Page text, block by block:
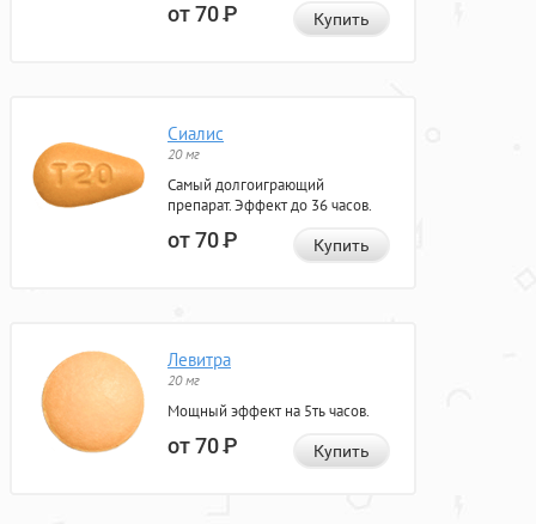
от 70Р Купить
Сиалис
20 мг
Самый долгоиграющий
препарат. Эффект до 36 часов.
от 70Р Купить
Левитра
20 мг
Мощный эффект на 5ть часов.
от 70Р Купить